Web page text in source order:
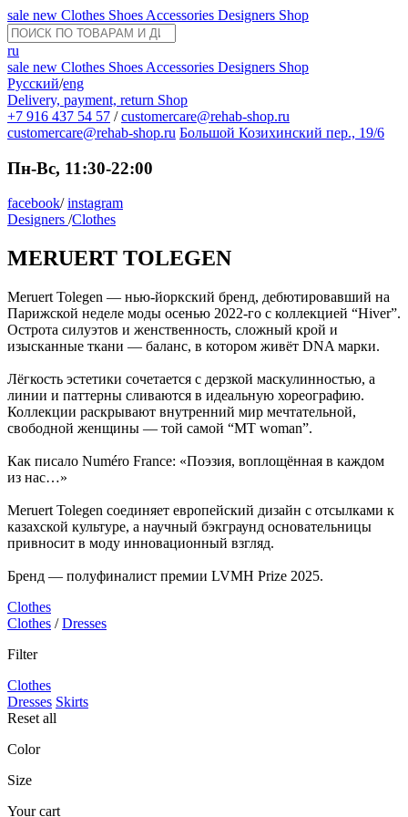
sale new Clothes Shoes Accessories Designers Shop
ru
sale new Clothes Shoes Accessories Designers Shop
Русский/eng
Delivery, payment, return Shop
+7 916 437 54 57 / customercare@rehab-shop.ru
customercare@rehab-shop.ru Большой Козихинский пер., 19/6
Пн-Вс, 11:30-22:00
facebook/instagram
Designers /Clothes
MERUERT TOLEGEN
Meruert Tolegen — нью-йоркский бренд, дебютировавший на
Парижской неделе моды осенью 2022-го с коллекцией “Hiver”.
Острота силуэтов и женственность, сложный крой и
изысканные ткани — баланс, в котором живёт DNA марки.
Лёгкость эстетики сочетается с дерзкой маскулинностью, а
линии и паттерны сливаются в идеальную хореографию.
Коллекции раскрывают внутренний мир мечтательной,
свободной женщины — той самой “MT woman”.
Как писало Numéro France: «Поэзия, воплощённая в каждом
из нас…»
Meruert Tolegen соединяет европейский дизайн с отсылками к
казахской культуре, а научный бэкграунд основательницы
привносит в моду инновационный взгляд.
Бренд — полуфиналист премии LVMH Prize 2025.
Clothes
Clothes / Dresses
Filter
Clothes
Dresses Skirts
Reset all
Color
Size
Your cart